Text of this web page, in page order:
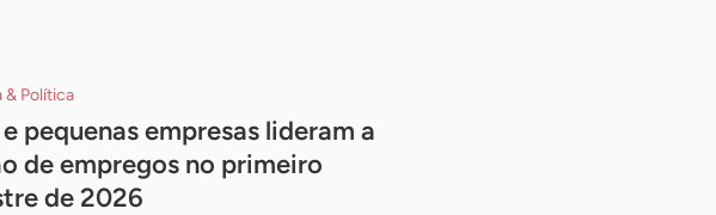
& Política
pequenas empresas lideram a
de empregos no primeiro
de 2026